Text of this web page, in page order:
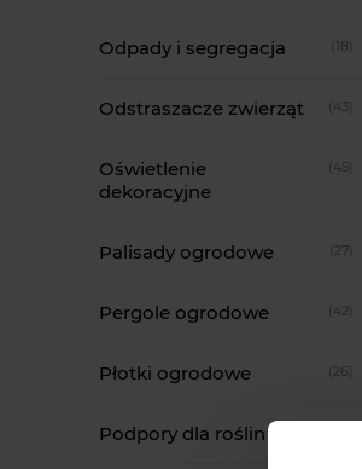
Odpady i segregacja (18)
Odstraszacze zwierząt (43)
Oświetlenie
dekoracyjne
(45)
Palisady ogrodowe (27)
Pergole ogrodowe (42)
Płotki ogrodowe (26)
Podpory dla roślin